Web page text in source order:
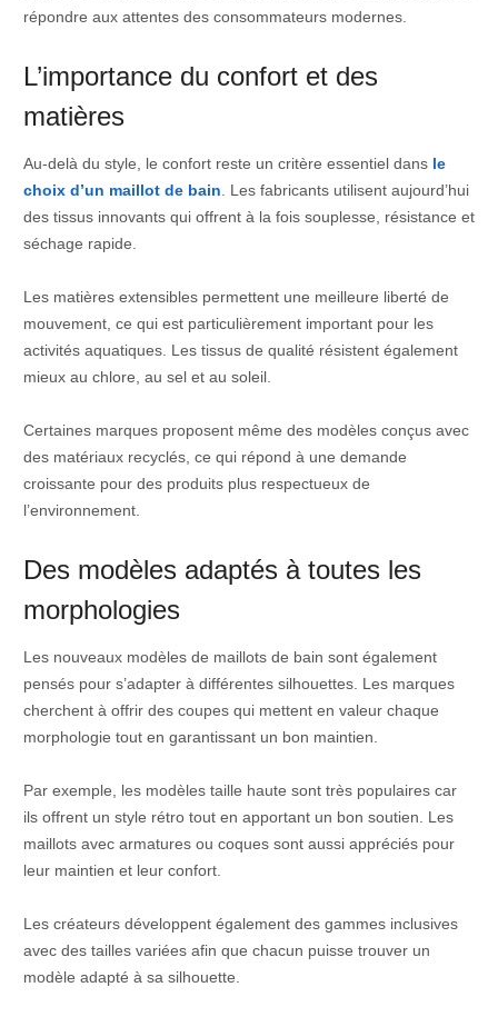
répondre aux attentes des consommateurs modernes.
L’importance du confort et des
matières
Au-delà du style, le confort reste un critère essentiel dans le
choix d’un maillot de bain . Les fabricants utilisent aujourd’hui
des tissus innovants qui offrent à la fois souplesse, résistance et
séchage rapide.
Les matières extensibles permettent une meilleure liberté de
mouvement, ce qui est particulièrement important pour les
activités aquatiques. Les tissus de qualité résistent également
mieux au chlore, au sel et au soleil.
Certaines marques proposent même des modèles conçus avec
des matériaux recyclés, ce qui répond à une demande
croissante pour des produits plus respectueux de
l’environnement.
Des modèles adaptés à toutes les
morphologies
Les nouveaux modèles de maillots de bain sont également
pensés pour s’adapter à différentes silhouettes. Les marques
cherchent à offrir des coupes qui mettent en valeur chaque
morphologie tout en garantissant un bon maintien.
Par exemple, les modèles taille haute sont très populaires car
ils offrent un style rétro tout en apportant un bon soutien. Les
maillots avec armatures ou coques sont aussi appréciés pour
leur maintien et leur confort.
Les créateurs développent également des gammes inclusives
avec des tailles variées afin que chacun puisse trouver un
modèle adapté à sa silhouette.